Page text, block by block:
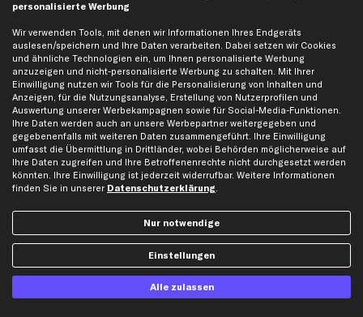
Mercedes-Benz Ersatzteile
Opel Ersatzteile
Peugeot Ersatzteile
Renault Ersatzteile
Seat Ersatzteile
Skoda Ersatzteile
VW Ersatzteile
Social Media
Jetzt APP Downloaden
personalisierte Werbung
Wir verwenden Tools, mit denen wir Informationen Ihres Endgeräts
auslesen/speichern und Ihre Daten verarbeiten. Dabei setzen wir Cookies
und ähnliche Technologien ein, um Ihnen personalisierte Werbung
anzuzeigen und nicht-personalisierte Werbung zu schalten. Mit Ihrer
Einwilligung nutzen wir Tools für die Personalisierung von Inhalten und
Anzeigen, für die Nutzungsanalyse, Erstellung von Nutzerprofilen und
Auswertung unserer Werbekampagnen sowie für Social-Media-Funktionen.
Ihre Daten werden auch an unsere Werbepartner weitergegeben und
gegebenenfalls mit weiteren Daten zusammengeführt. Ihre Einwilligung
umfasst die Übermittlung in Drittländer, wobei Behörden möglicherweise auf
Ihre Daten zugreifen und Ihre Betroffenenrechte nicht durchgesetzt werden
könnten. Ihre Einwilligung ist jederzeit widerrufbar. Weitere Informationen
finden Sie in unserer Datenschutzerklärung.
Nur notwendige
Einstellungen
Alle zulassen